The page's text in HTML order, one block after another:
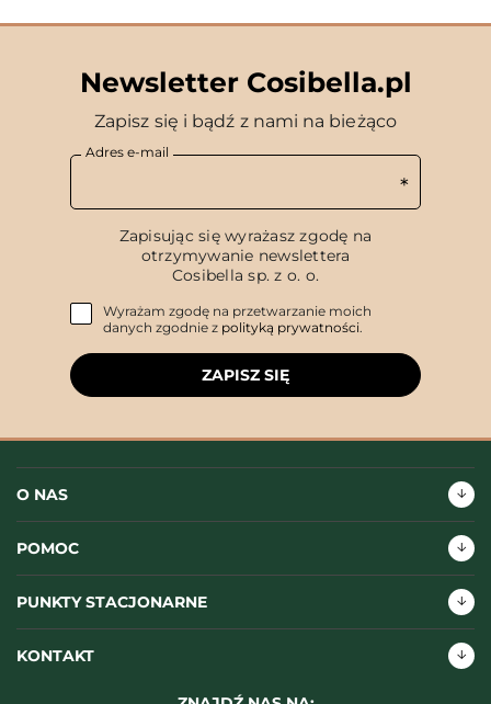
Newsletter Cosibella.pl
Zapisz się i bądź z nami na bieżąco
Adres e-mail
Zapisując się wyrażasz zgodę na
otrzymywanie newslettera
Cosibella sp. z o. o.
Wyrażam zgodę na przetwarzanie moich
danych zgodnie z polityką prywatności.
ZAPISZ SIĘ
O NAS
POMOC
PUNKTY STACJONARNE
KONTAKT